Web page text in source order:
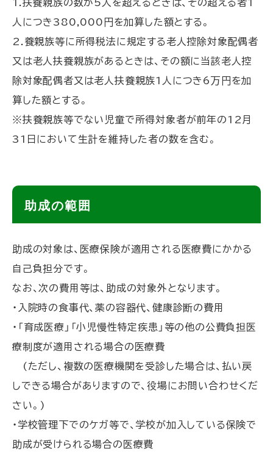
1.扶養親族の数が5人を超えるときは、その超える者1
人につき380,000円を加算した額とする。
2.養親族等に所得税法に規定する老人控除対象配偶者
又は老人扶養親族があるときは、その額に当該老人控
除対象配偶者又は老人扶養親族1人につき6万円を加
算した額とする。
※扶養親族等でない児童で所得対象者が前年の12月
31日において生計を維持した者の数を含む。
に
戻
る
助成の範囲
助成の対象は、医療保険が適用される医療費にかかる
自己負担分です。
なお、次の費用等は、助成の対象外となります。
・入院時の食事代、薬の容器代、健康診断の費用
・「育成医療」「小児慢性特定疾患」等の他の公費負担医
療制度が適用される場合の医療費
(ただし、複数の医療機関を受診した場合は、払い戻
しできる場合がありますので、役場にお問い合わせくだ
さい。)
・学校管理下でのケガ等で、学校が加入している保険で
助成が受けられる場合の医療費